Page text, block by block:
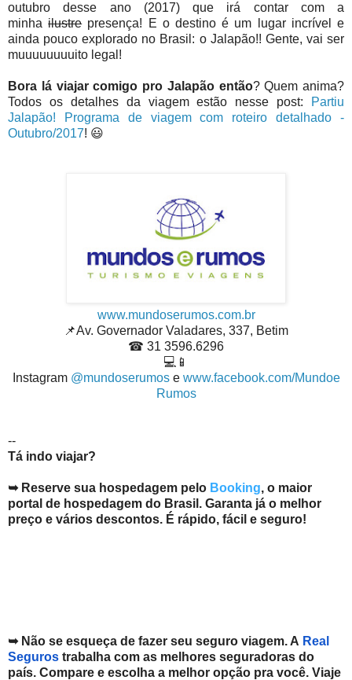
outubro desse ano (2017) que irá contar com a
minhailustrepresença! E o destino é um lugar incrível e
ainda pouco explorado no Brasil: o Jalapão!! Gente, vai ser
muuuuuuuuito legal!
Bora lá viajar comigo pro Jalapão então? Quem anima?
Todos os detalhes da viagem estão nesse post:
Partiu
Jalapão! Programa de viagem com roteiro detalhado -
Outubro/2017! 😃
www.mundoserumos.com.br
📌Av. Governador Valadares, 337, Betim
☎ 31 3596.6296
💻📱
Instagram @mundoserumose www.facebook.com/Mundoe
Rumos
--
Tá indo viajar?
➥ Reserve sua hospedagem pelo Booking, o maior
portal de hospedagem do Brasil. Garanta já o melhor
preço e vários descontos. É rápido, fácil e seguro!
➥ Não se esqueça de fazer seu seguro viagem. A Real
Seguros trabalha com as melhores seguradoras do
país. Compare e escolha a melhor opção pra você. Viaje